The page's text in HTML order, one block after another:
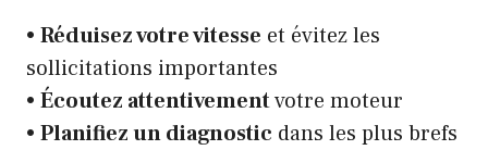
• Réduisez votre vitesse et évitez les
sollicitations importantes
• Écoutez attentivementvotre moteur
• Planifiez un diagnostic dans les plus brefs